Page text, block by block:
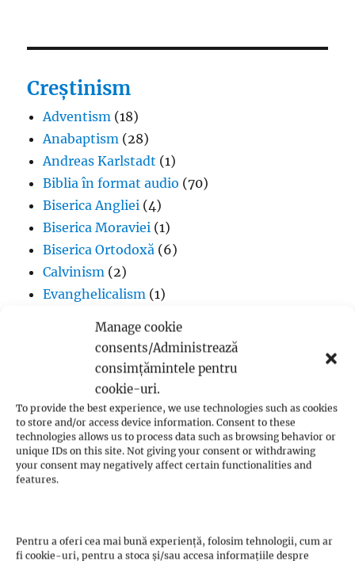
Manage cookie
consents/Administrează
consimțămintele pentru
cookie-uri.
To provide the best experience, we use technologies such as cookies
to store and/or access device information. Consent to these
technologies allows us to process data such as browsing behavior or
unique IDs on this site. Not giving your consent or withdrawing
your consent may negatively affect certain functionalities and
features.
Pentru a oferi cea mai bună experiență, folosim tehnologii, cum ar
fi cookie-uri, pentru a stoca și/sau accesa informațiile despre
Creștinism
Adventism (18)
Anabaptism (28)
Andreas Karlstadt (1)
Biblia în format audio (70)
Biserica Angliei (4)
Biserica Moraviei (1)
Biserica Ortodoxă (6)
Calvinism (2)
Evanghelicalism (1)
Iglesia ni Cristo
(2)
(1)
Jan Hus(7)
John Calvin(3)
Luteranism(5)
Martin Luther(36)
Presbiterianism(1)